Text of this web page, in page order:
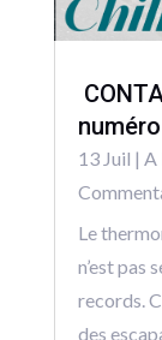
13 Juil | A
Le
n’est pas
records.
des